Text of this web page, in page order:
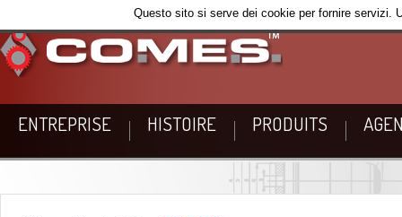
ENTREPRISE HISTOIRE PRODUITS
Questo sito si serve dei cookie per fornire servizi.